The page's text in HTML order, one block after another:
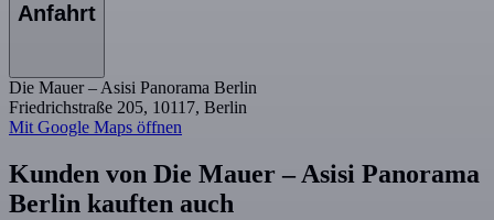
Anfahrt
Die Mauer – Asisi Panorama Berlin
Friedrichstraße 205, 10117, Berlin
Mit Google Maps öffnen
Kunden von Die Mauer – Asisi Panorama
Berlin kauften auch